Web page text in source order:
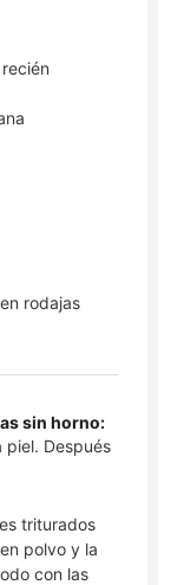
rodajas
sin horno:
piel. Después
triturados
polvo y la
con las